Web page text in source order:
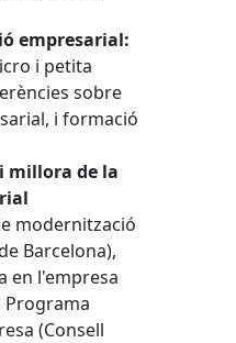
empresarial:
i petita
sobre
i formació
millora de la
modernització
Barcelona),
en l'empresa
Programa
(Consell